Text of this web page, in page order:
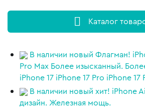
Каталог
В наличии новый Флагман!
Pro Max Более изысканный.
iPhone 17 iPhone 17 Pro iPhone 17
В наличии новый хит! iPhone
дизайн. Железная мощь.